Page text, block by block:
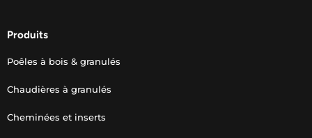
Produits
Poêles à bois & granulés
Chaudières à granulés
Cheminées et inserts